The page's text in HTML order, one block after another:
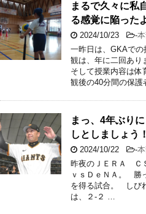
まるで久々に私
る感覚に陥った
2024/10/23 -
一昨日は、GKAで
観は、年に二回あり
そして授業内容は体
観後の40分間の保
まっ、4年ぶり
しとしましょう！
2024/10/22 -
昨夜のＪＥＲＡ Ｃ
ｖｓＤｅＮＡ。 勝
を得る試合。 しび
は、２-２ …